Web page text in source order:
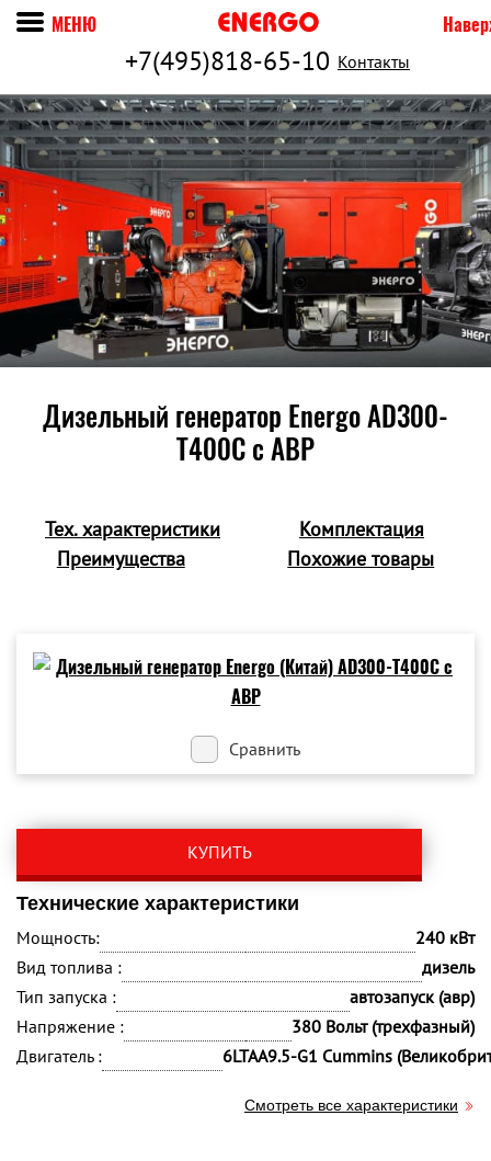
+7(495)818-65-10 Контакты
МЕНЮ
Дизельный генератор Energo AD300-
T400C c АВР
Тех. характеристики
Комплектация
Преимущества
Похожие товары
Сравнить
КУПИТЬ
Технические характеристики
Мощность:
240 кВт
Вид топлива :
дизель
Тип запуска :
автозапуск (авр)
Напряжение :
380 Вольт (трехфазный)
Двигатель :
6LTAA9.5-G1 Cummins
Смотреть все характеристики